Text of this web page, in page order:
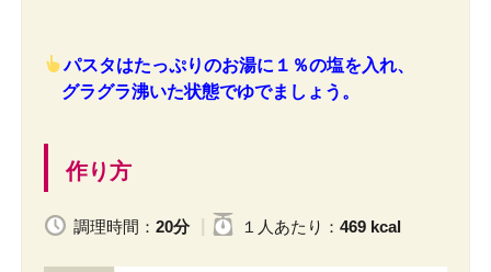
パスタはたっぷりのお湯に１％の塩を入れ、
グラグラ沸いた状態でゆでましょう。
作り方
調理時間： 20分 １人 あたり ： 469 kcal